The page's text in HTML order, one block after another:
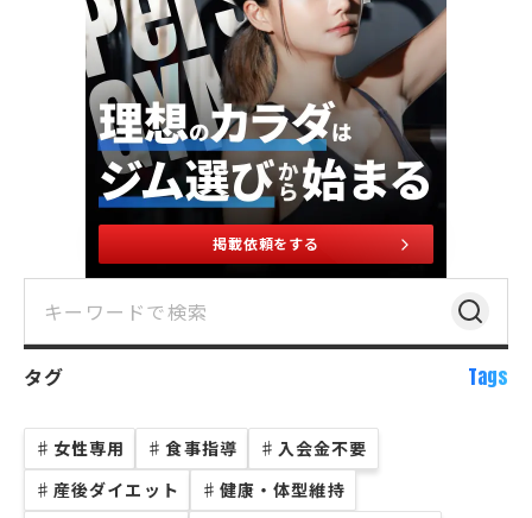
掲載依頼をする
タグ Tags
♯ 女性専用 ♯ 食事指導 ♯ 入会金不要
♯ 産後ダイエット ♯ 健康・体型維持